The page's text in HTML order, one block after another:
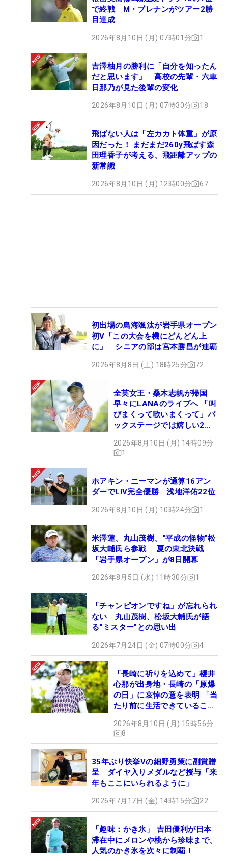
で終戦 M・ブレナンがツアー2勝
目達成
2026年8月10日 (月) 07時01分 1
吉澤柚月の勝利に「自分を知ったん
だと思います」 高校の先輩・六車
日那乃が見た後輩の変化
2026年8月10日 (月) 07時30分 18
飛ばない人は「左カカト体重」が原
因だった！ まだまだ260y飛ばす森
田理香子が考える、飛距離アップの
新常識
2026年8月10日 (月) 12時00分 67
初出場の鳥海颯汰が岩手県オープン
初V「この大会を機にどんどん上
に」 シニアの部は宮本勝昌が連覇
2026年8月8日 (土) 18時25分 72
全英女王・桑木志帆が帰国
早々にLANAのライブへ 「叫
びまくって歌いまくって」バ
ックステージでは嬉しい2シ
2026年8月10日 (月) 14時09分
1
ホアキン・ニーマンが通算16アン
ダーでLIV完全優勝 浅地洋佑22位
2026年8月10日 (月) 10時24分 1
米澤蓮、丸山茂樹、“平成の怪物”松
坂大輔氏ら参戦 夏の東北決戦
「岩手県オープン」が8日開幕
2026年8月5日 (水) 11時30分 1
「チャンピオンですね」が忘れられ
ない 丸山茂樹、松坂大輔氏が語
る“ミスター”との思い出
2026年7月24日 (金) 07時00分 4
「長崎に祈りを込めて」櫻井
心那が出身地・長崎の「原爆
の日」に哀悼の意を表明 「当
たり前に生活できていること
2026年8月10日 (月) 15時56分
8
35年ぶり快挙Vの細野勇策に副賞贈
呈 ダイヤ入りメダルなど授与「来
年もここにいられるように」
2026年7月17日 (金) 14時15分 22
「趣味：かき氷」 吉田優利が日本
滞在中にメロンや桃から珍味まで、
人気のかき氷を次々に制覇！